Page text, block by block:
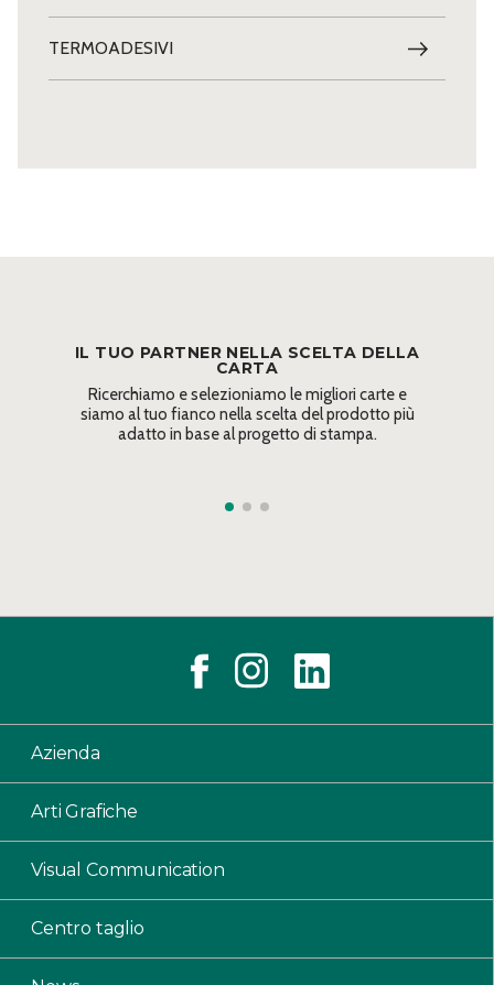
TERMOADESIVI
IL TUO PARTNER NELLA SCELTA DELLA
CARTA
Ricerchiamo e selezioniamo le migliori carte e
siamo al tuo fianco nella scelta del prodotto più
adatto in base al progetto di stampa.
Azienda
Arti Grafiche
Visual Communication
Centro taglio